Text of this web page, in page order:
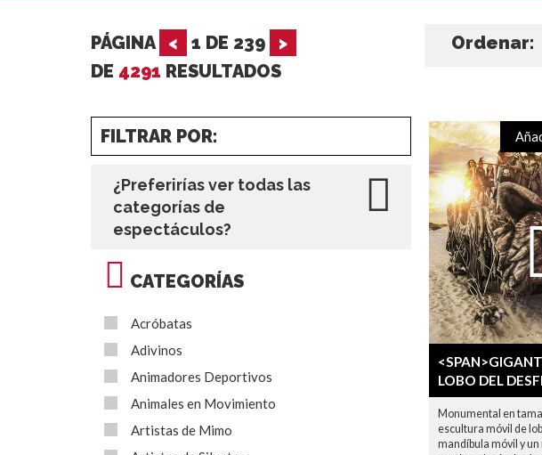
PÁGINA < 1 DE 239
>
DE 4291 RESULTADOS
Ordenar:
FILTRAR POR:
¿Preferirías ver todas las
categorías de
espectáculos?
CATEGORÍAS
Acróbatas
Adivinos
Animadores Deportivos
Animales en Movimiento
Artistas de Mimo
LOBO DEL
Monumental en
escultura móvil de
mandíbula móvil y